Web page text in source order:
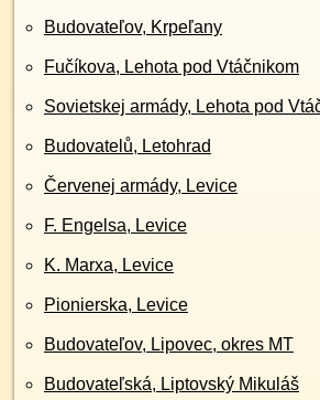
Budovateľov, Krpeľany
Fučíkova, Lehota pod Vtáčnikom
Sovietskej armády, Lehota pod
Budovatelů, Letohrad
Červenej armády, Levice
F. Engelsa, Levice
K. Marxa, Levice
Pionierska, Levice
Budovateľov, Lipovec, okres MT
Budovateľská, Liptovský Mikuláš